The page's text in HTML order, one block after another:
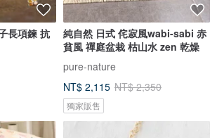
長項鍊 抗
純自然 日式 侘寂風wabi-sabi 赤
貧風 禪庭盆栽 枯山水 zen 乾燥
pure-nature
NT$ 2,115 NT$ 2,350
獨家販售